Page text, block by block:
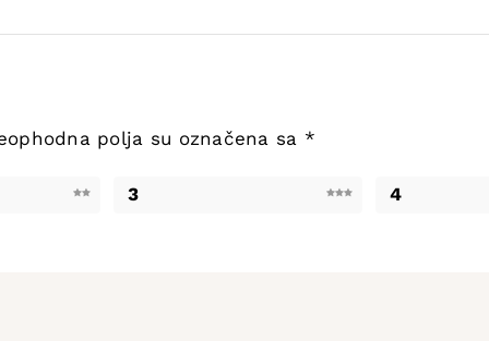
polja su označena sa *
3 4